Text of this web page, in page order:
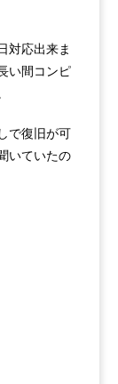
対応出来ま
い間コンピ
で復旧が可
いていたの